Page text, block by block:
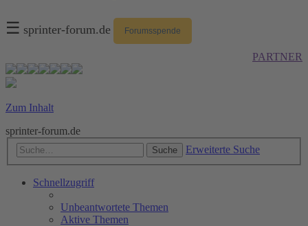
☰ sprinter-forum.de Forumsspende
PARTNER
Zum Inhalt
sprinter-forum.de
Suche Erweiterte Suche
Schnellzugriff
Unbeantwortete Themen
Aktive Themen